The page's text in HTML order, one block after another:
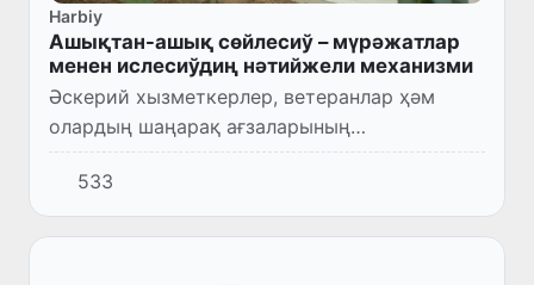
Harbiy
Ашықтан-ашық сөйлесиў – мүрәжатлар
менен ислесиўдиң нәтийжели механизми
Әскерий хызметкерлер, ветеранлар ҳәм
олардың шаңарақ ағзаларының
мүрәжатларын үйрениў, олардың ҳуқықлары
менен нызамлы мәплерин тәмийинлеў,
социаллық машқалаларына әмелий шешим
таб...
533